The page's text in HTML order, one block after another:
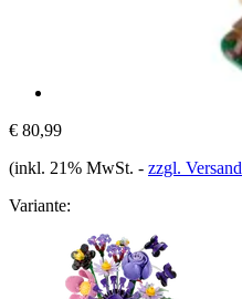
€ 80,99
(inkl. 21% MwSt. - zzgl. Versand
Variante: